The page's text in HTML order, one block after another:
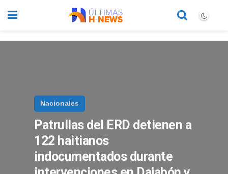
Nacionales
Patrullasdel ERD detienen a
122 haitianos
indocumentados durante